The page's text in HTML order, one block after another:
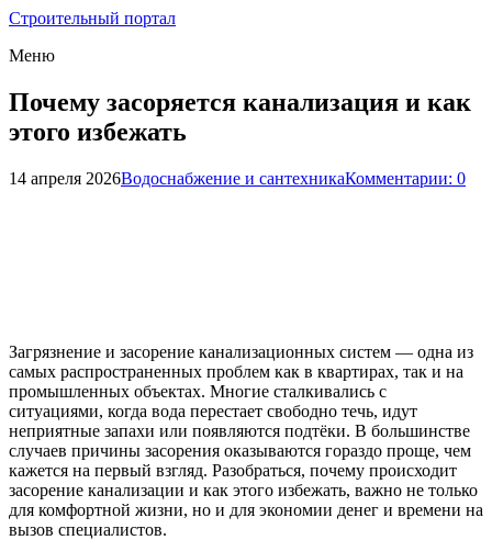
Строительный портал
Меню
Почему засоряется канализация и как
этого избежать
14 апреля 2026Водоснабжение и сантехникаКомментарии: 0
Загрязнение и засорение канализационных систем — одна из
самых распространенных проблем как в квартирах, так и на
промышленных объектах. Многие сталкивались с
ситуациями, когда вода перестает свободно течь, идут
неприятные запахи или появляются подтёки. В большинстве
случаев причины засорения оказываются гораздо проще, чем
кажется на первый взгляд. Разобраться, почему происходит
засорение канализации и как этого избежать, важно не только
для комфортной жизни, но и для экономии денег и времени на
вызов специалистов.